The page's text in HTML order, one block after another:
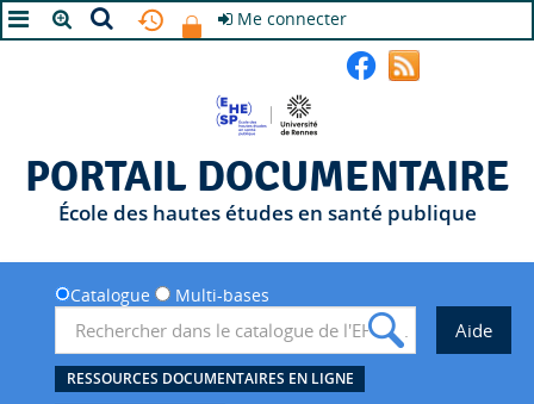
Me connecter
PORTAIL DOCUMENTAIRE
École des hautes études en santé publique
Catalogue Multi-bases
RESSOURCES DOCUMENTAIRES EN LIGNE